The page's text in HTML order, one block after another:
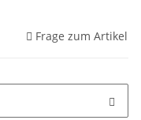
Frage zum Artikel